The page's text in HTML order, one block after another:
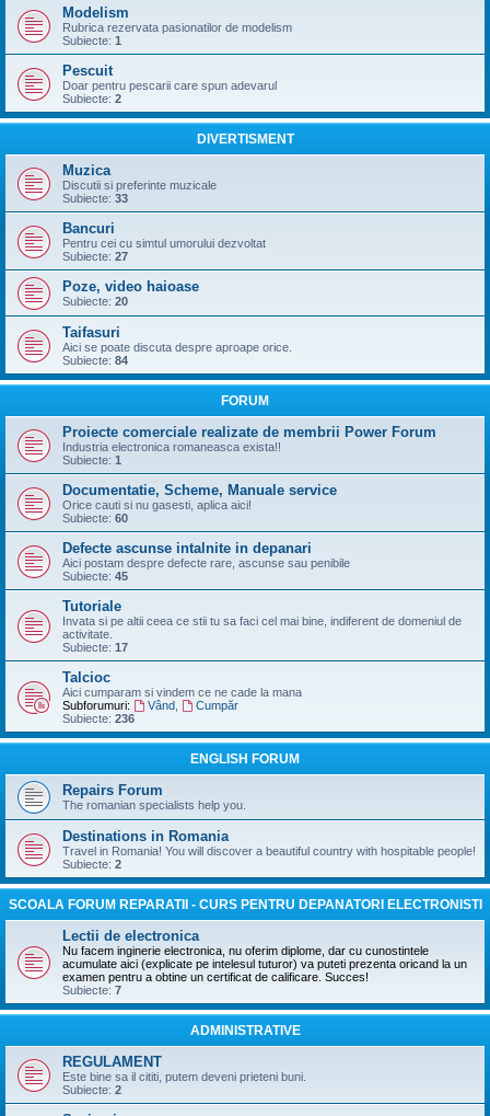
Modelism
Rubrica rezervata pasionatilor de modelism
Subiecte: 1
Pescuit
Doar pentru pescarii care spun adevarul
Subiecte: 2
DIVERTISMENT
Muzica
Discutii si preferinte muzicale
Subiecte: 33
Bancuri
Pentru cei cu simtul umorului dezvoltat
Subiecte: 27
Poze, video haioase
Subiecte: 20
Taifasuri
Aici se poate discuta despre aproape orice.
Subiecte: 84
FORUM
Proiecte comerciale realizate de membrii Power Forum
Industria electronica romaneasca exista!!
Subiecte: 1
Documentatie, Scheme, Manuale service
Orice cauti si nu gasesti, aplica aici!
Subiecte: 60
Defecte ascunse intalnite in depanari
Aici postam despre defecte rare, ascunse sau penibile
Subiecte: 45
Tutoriale
Invata si pe altii ceea ce stii tu sa faci cel mai bine, indiferent de domeniul de
activitate.
Subiecte: 17
Talcioc
Aici cumparam si vindem ce ne cade la mana
Subforumuri:
Vând,
Cumpăr
Subiecte: 236
ENGLISH FORUM
Repairs Forum
The romanian specialists help you.
Destinations in Romania
Travel in Romania! You will discover a beautiful country with hospitable people!
Subiecte: 2
SCOALA FORUM REPARATII - CURS PENTRU DEPANATORI ELECTRONISTI
Lectii de electronica
Nu facem inginerie electronica, nu oferim diplome, dar cu cunostintele
acumulate aici (explicate pe intelesul tuturor) va puteti prezenta oricand la un
examen pentru a obtine un certificat de calificare. Succes!
Subiecte: 7
ADMINISTRATIVE
REGULAMENT
Este bine sa il cititi, putem deveni prieteni buni.
Subiecte: 2